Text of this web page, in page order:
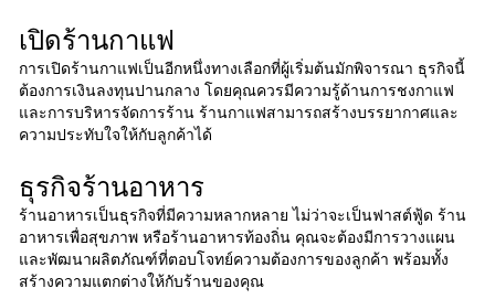
เปิดร้านกาแฟ
การเปิดร้านกาแฟเป็นอีกหนึ่งทางเลือกที่ผู้เริ่มต้นมักพิจารณา ธุรกิจนี้
ต้องการเงินลงทุนปานกลาง โดยคุณควรมีความรู้ด้านการชงกาแฟ
และการบริหารจัดการร้าน ร้านกาแฟสามารถสร้างบรรยากาศและ
ความประทับใจให้กับลูกค้าได้
ธุรกิจร้านอาหาร
ร้านอาหารเป็นธุรกิจที่มีความหลากหลาย ไม่ว่าจะเป็นฟาสต์ฟู้ด ร้าน
อาหารเพื่อสุขภาพ หรือร้านอาหารท้องถิ่น คุณจะต้องมีการวางแผน
และพัฒนาผลิตภัณฑ์ที่ตอบโจทย์ความต้องการของลูกค้า พร้อมทั้ง
สร้างความแตกต่างให้กับร้านของคุณ